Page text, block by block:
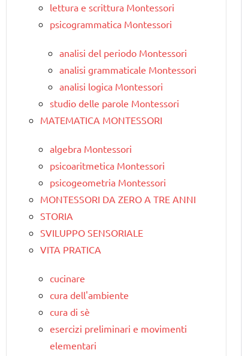
lettura e scrittura Montessori
psicogrammatica Montessori
analisi del periodo Montessori
analisi grammaticale Montessori
analisi logica Montessori
studio delle parole Montessori
MATEMATICA MONTESSORI
algebra Montessori
psicoaritmetica Montessori
psicogeometria Montessori
MONTESSORI DA ZERO A TRE ANNI
STORIA
SVILUPPO SENSORIALE
VITA PRATICA
cucinare
cura dell'ambiente
cura di sè
esercizi preliminari e movimenti
elementari